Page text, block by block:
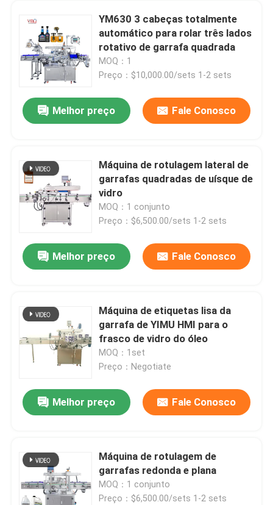
YM630 3 cabeças totalmente
automático para rolar três lados
rotativo de garrafa quadrada
MOQ：1
Preço：$10,000.00/sets 1-2 sets
Melhor preço Fale Conosco
Máquina de rotulagem lateral de
garrafas quadradas de uísque de
vidro
MOQ：1 conjunto
Preço：$6,500.00/sets 1-2 sets
Melhor preço Fale Conosco
Máquina de etiquetas lisa da
garrafa de YIMU HMI para o
frasco de vidro do óleo
MOQ：1set
Preço：Negotiate
Melhor preço Fale Conosco
Máquina de rotulagem de
garrafas redonda e plana
MOQ：1 conjunto
Preço：$6,500.00/sets 1-2 sets